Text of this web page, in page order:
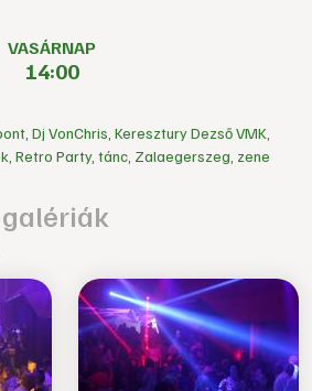
VASÁRNAP
14:00
Dj VonChris Keresztury Dezső VMK
Retro Party, tánc Zalaegerszeg zene